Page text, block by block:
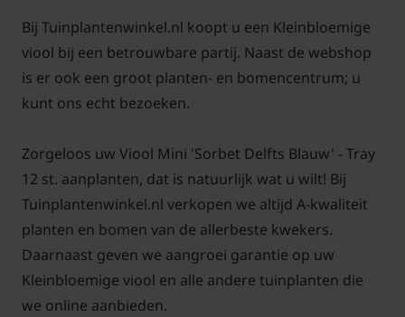
Bij Tuinplantenwinkel.nl koopt u een Kleinbloemige
viool bij een betrouwbare partij. Naast de webshop
is er ook een groot planten- en bomencentrum; u
kunt ons echt bezoeken.
Zorgeloos uw Viool Mini 'Sorbet Delfts Blauw' - Tray
12 st. aanplanten, dat is natuurlijk wat u wilt! Bij
Tuinplantenwinkel.nl verkopen we altijd A-kwaliteit
planten en bomen van de allerbeste kwekers.
Daarnaast geven we aangroei garantie op uw
Kleinbloemige viool en alle andere tuinplanten die
we online aanbieden.